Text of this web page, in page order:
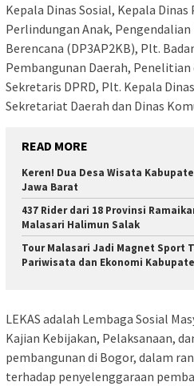
Kepala Dinas Sosial, Kepala
Perlindungan Anak, Pengendalian
Berencana (DP3AP2KB), Plt.
Pembangunan Daerah,
Sekretaris DPRD, Plt. Kepala
Sekretariat Daerah dan Dinas
READ MORE
Keren! Dua Desa Wisata
Jawa Barat
437 Rider dari 18 Provinsi
Malasari Halimun Salak
Tour Malasari Jadi Magnet Sport
Pariwisata dan Ekonomi
LEKAS adalah Lembaga Sosial
Kajian Kebijakan, Pelaksanaan,
pembangunan di Bogor, dalam
terhadap penyelenggaraan